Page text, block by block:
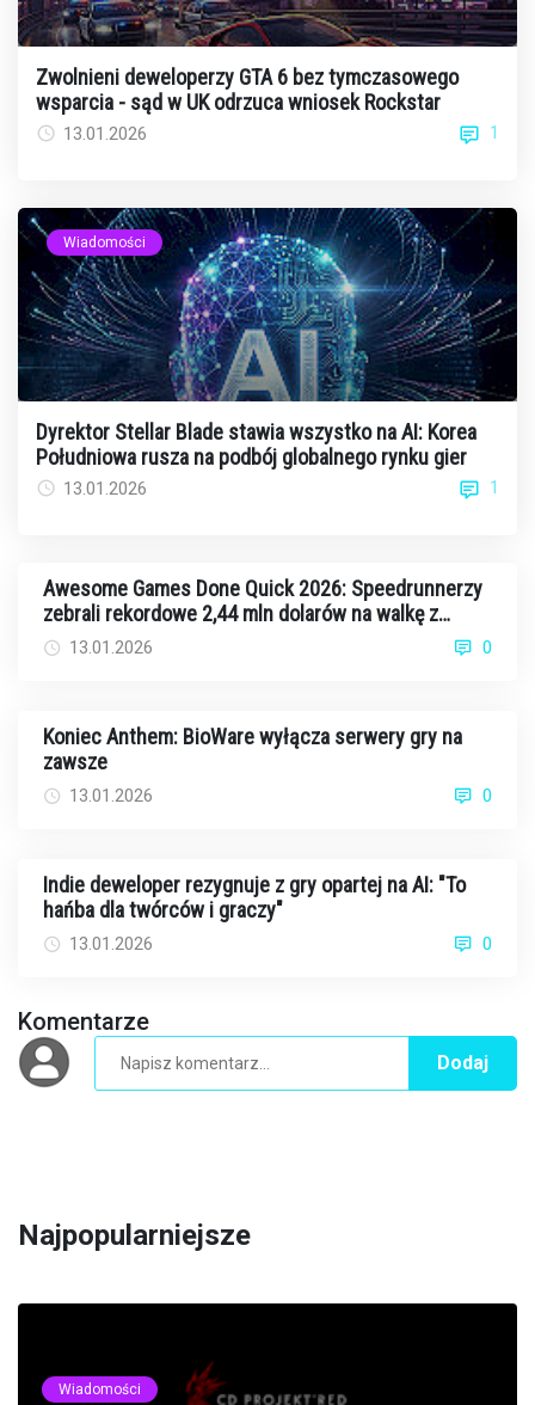
Zwolnieni deweloperzy GTA 6 bez tymczasowego
wsparcia - sąd w UK odrzuca wniosek Rockstar
13.01.2026 1
Wiadomości
Dyrektor Stellar Blade stawia wszystko na AI: Korea
Południowa rusza na podbój globalnego rynku gier
13.01.2026 1
Awesome Games Done Quick 2026: Speedrunnerzy
zebrali rekordowe 2,44 mln dolarów na walkę z
rakiem13.01.2026 0
Koniec Anthem: BioWare wyłącza serwery gry na
zawsze
13.01.2026 0
Indie deweloper rezygnuje z gry opartej na AI: "To
hańba dla twórców i graczy"
13.01.2026 0
Komentarze
Dodaj
Najpopularniejsze
Wiadomości